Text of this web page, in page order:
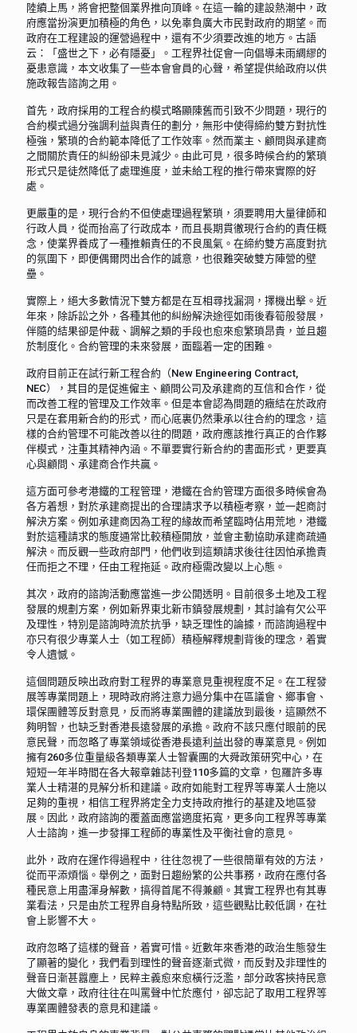
陸續上馬，將會把整個業界推向頂峰。在這一輪的建設熱潮中，政
府應當扮演更加積極的角色，以免辜負廣大市民對政府的期望。而
政府在工程建設的運營過程中，還有不少須要改進的地方。古語
云：「盛世之下，必有隱憂」。工程界社促會一向倡導未雨綢繆的
憂患意識，本文收集了一些本會會員的心聲，希望提供給政府以供
施政報告諮詢之用。
首先，政府採用的工程合約模式略顯陳舊而引致不少問題，現行的
合約模式過分強調利益與責任的劃分，無形中使得締約雙方對抗性
極強，繁瑣的合約範本降低了工作效率。然而業主、顧問與承建商
之間關於責任的糾紛卻未見減少。由此可見，很多時候合約的繁瑣
形式只是徒然降低了處理進度，並未給工程的推行帶來實際的好
處。
更嚴重的是，現行合約不但使處理過程繁瑣，須要聘用大量律師和
行政人員，從而抬高了行政成本，而且長期貫徹現行合約的責任概
念，使業界養成了一種推賴責任的不良風氣。在締約雙方高度對抗
的氛圍下，即便偶爾閃出合作的誠意，也很難突破雙方陣營的壁
壘。
實際上，絕大多數情況下雙方都是在互相尋找漏洞，擇機出擊。近
年來，除訴訟之外，各種其他的糾紛解決途徑如雨後春筍般發展，
伴隨的結果卻是仲裁、調解之類的手段也愈來愈繁瑣昂貴，並且趨
於制度化。合約管理的未來發展，面臨着一定的困難。
政府目前正在試行新工程合約（New Engineering Contract,
NEC），其目的是促進僱主、顧問公司及承建商的互信和合作，從
而改善工程的管理及工作效率。但是本會認為問題的癥結在於政府
只是在套用新合約的形式，而心底裏仍然秉承以往合約的理念，這
樣的合約管理不可能改善以往的問題，政府應該推行真正的合作夥
伴模式，注重其精神內涵。不單要實行新合約的書面形式，更要真
心與顧問、承建商合作共贏。
這方面可參考港鐵的工程管理，港鐵在合約管理方面很多時候會為
各方着想，對於承建商提出的合理請求予以積極考察，並一起商討
解決方案。例如承建商因為工程的緣故而希望臨時佔用荒地，港鐵
對於這種請求的態度通常比較積極開放，並會主動協助承建商疏通
解決。而反觀一些政府部門，他們收到這類請求後往往因怕承擔責
任而拒之不理，任由工程拖延。政府極需改變以上心態。
其次，政府的諮詢活動應當進一步公開透明。目前很多土地及工程
發展的規劃方案，例如新界東北新市鎮發展規劃，其討論有欠公平
及理性，特別是諮詢時流於抗爭，缺乏理性的論據，而諮詢過程中
亦只有很少專業人士（如工程師）積極解釋規劃背後的理念，着實
令人遺憾。
這個問題反映出政府對工程界的專業意見重視程度不足。在工程發
展等專業問題上，現時政府將注意力過分集中在區議會、鄉事會、
環保團體等反對意見，反而將專業團體的建議放到最後，這顯然不
夠明智，也缺乏對香港長遠發展的承擔。政府不該只應付眼前的民
意民聲，而忽略了專業領域從香港長遠利益出發的專業意見。例如
擁有260多位重量級各類專業人士智囊團的大舜政策研究中心，在
短短一年半時間在各大報章雜誌刊登110多篇的文章，包羅許多專
業人士精湛的見解分析和建議。政府如能對工程界等專業人士施以
足夠的重視，相信工程界將定全力支持政府推行的基建及地區發
展。因此，政府諮詢的覆蓋面應當適度拓寬，更多向工程界等專業
人士諮詢，進一步發揮工程師的專業性及平衡社會的意見。
此外，政府在運作得過程中，往往忽視了一些很簡單有效的方法，
從而平添煩惱。舉例之，面對日趨紛繁的公共事務，政府在應付各
種民意上用盡渾身解數，搞得首尾不得兼顧。其實工程界也有其專
業看法，只是由於工程界自身特點所致，這些觀點比較低調，在社
會上影響不大。
政府忽略了這樣的聲音，着實可惜。近數年來香港的政治生態發生
了顯著的變化，我們看到理性的聲音逐漸式微，而反對及非理性的
聲音日漸甚囂塵上，民粹主義愈來愈橫行泛濫，部分政客挾持民意
大做文章，政府往往在叫罵聲中忙於應付，卻忘記了取用工程界等
專業團體發表的意見和建議。